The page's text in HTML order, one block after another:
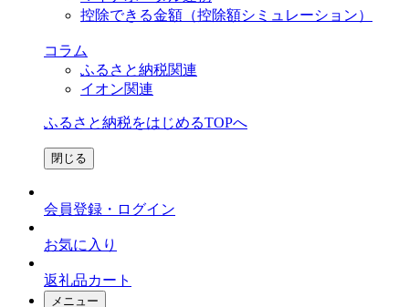
控除できる金額（控除額シミュレーション）
コラム
ふるさと納税関連
イオン関連
ふるさと納税をはじめるTOPへ
閉じる
会員登録・ログイン
お気に入り
返礼品カート
メニュー